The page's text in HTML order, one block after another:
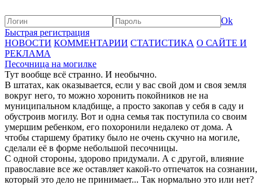
Ok
Быстрая регистрация
НОВОСТИ КОММЕНТАРИИ СТАТИСТИКА О САЙТЕ И
РЕКЛАМА
Песочница на могилке
Тут вообще всё странно. И необычно.
В штатах, как оказывается, если у вас свой дом и своя земля
вокруг него, то можно хоронить покойников не на
муниципальном кладбище, а просто закопав у себя в саду и
обустроив могилу. Вот и одна семья так поступила со своим
умершим ребенком, его похоронили недалеко от дома. А
чтобы старшему братику было не очень скучно на могиле,
сделали её в форме небольшой песочницы.
С одной стороны, здорово придумали. А с другой, влияние
православие все же оставляет какой-то отпечаток на сознании,
который это дело не принимает... Так нормально это или нет?